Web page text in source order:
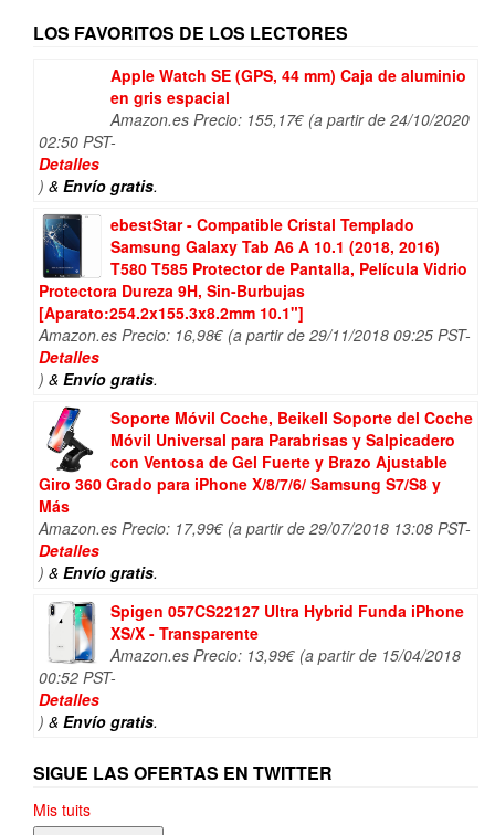
LOS FAVORITOS DE LOS LECTORES
Apple Watch SE (GPS, 44 mm) Caja de aluminio
en gris espacial
Amazon.es Precio: 155,17€ (a partir de 24/10/2020
02:50 PST-
Detalles
) & Envío gratis.
ebestStar - Compatible Cristal Templado
Samsung Galaxy Tab A6 A 10.1 (2018, 2016)
T580 T585 Protector de Pantalla, Película Vidrio
Protectora Dureza 9H, Sin-Burbujas
[Aparato:254.2x155.3x8.2mm 10.1"]
Amazon.es Precio: 16,98€ (a partir de 29/11/2018 09:25 PST-
Detalles
) & Envío gratis.
Soporte Móvil Coche, Beikell Soporte del Coche
Móvil Universal para Parabrisas y Salpicadero
con Ventosa de Gel Fuerte y Brazo Ajustable
Giro 360 Grado para iPhone X/8/7/6/ Samsung S7/S8 y
Más
Amazon.es Precio: 17,99€ (a partir de 29/07/2018 13:08 PST-
Detalles
) & Envío gratis.
Spigen 057CS22127 Ultra Hybrid Funda iPhone
XS/X - Transparente
Amazon.es Precio: 13,99€ (a partir de 15/04/2018
00:52 PST-
Detalles
) & Envío gratis.
SIGUE LAS OFERTAS EN TWITTER
Mis tuits